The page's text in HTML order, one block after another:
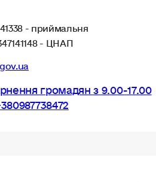
- приймальня
- ЦНАП
громадян з 9.00-17.00